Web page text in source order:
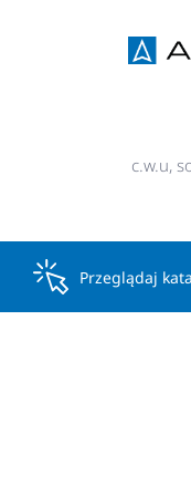
I. Instalacje c.o., c.w.u,
Przeglądaj